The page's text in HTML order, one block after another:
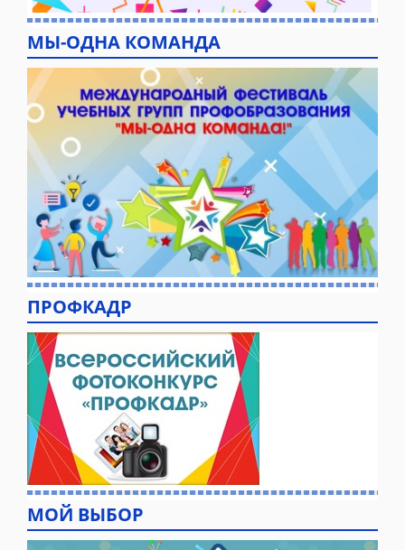
МЫ-ОДНА КОМАНДА
ПРОФКАДР
МОЙ ВЫБОР